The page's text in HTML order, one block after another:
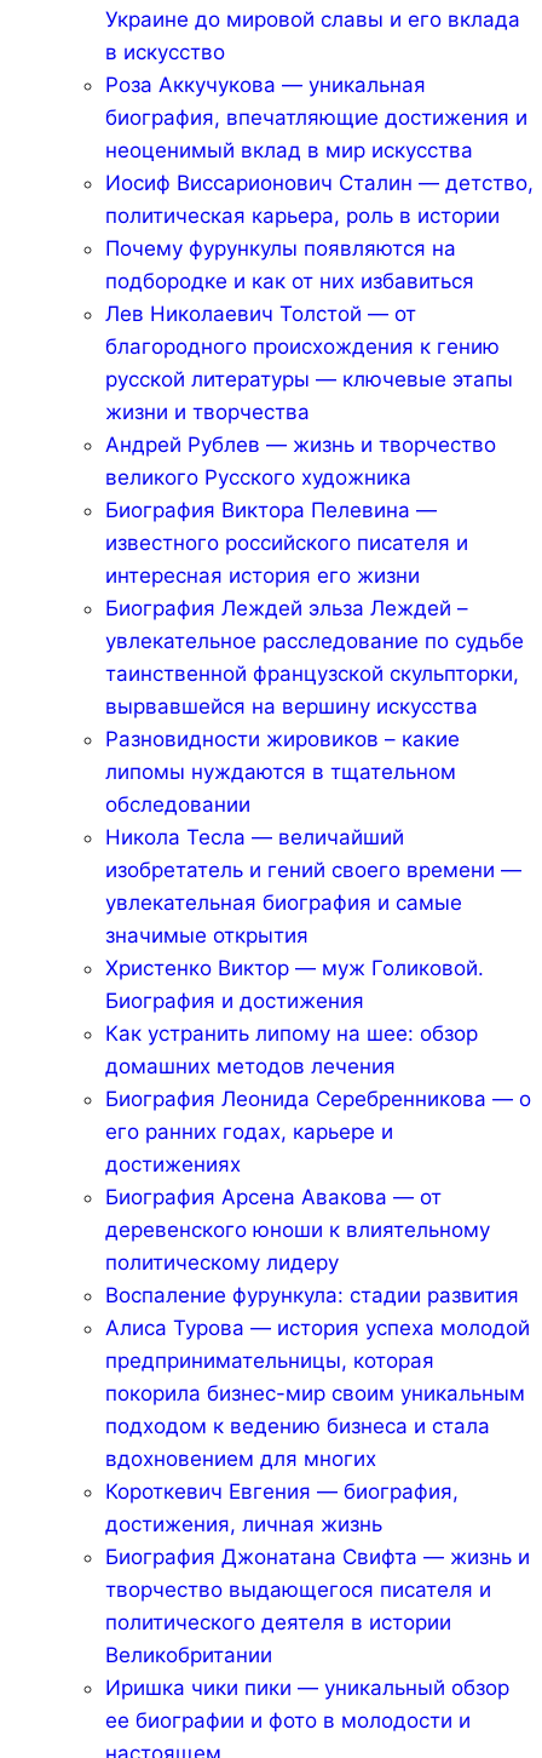
Украине до мировой славы и его вклада
в искусство
Роза Аккучукова — уникальная
биография, впечатляющие достижения и
неоценимый вклад в мир искусства
Иосиф Виссарионович Сталин — детство,
политическая карьера, роль в истории
Почему фурункулы появляются на
подбородке и как от них избавиться
Лев Николаевич Толстой — от
благородного происхождения к гению
русской литературы — ключевые этапы
жизни и творчества
Андрей Рублев — жизнь и творчество
великого Русского художника
Биография Виктора Пелевина —
известного российского писателя и
интересная история его жизни
Биография Леждей эльза Леждей –
увлекательное расследование по судьбе
таинственной французской скульпторки,
вырвавшейся на вершину искусства
Разновидности жировиков – какие
липомы нуждаются в тщательном
обследовании
Никола Тесла — величайший
изобретатель и гений своего времени —
увлекательная биография и самые
значимые открытия
Христенко Виктор — муж Голиковой.
Биография и достижения
Как устранить липому на шее: обзор
домашних методов лечения
Биография Леонида Серебренникова — о
его ранних годах, карьере и
достижениях
Биография Арсена Авакова — от
деревенского юноши к влиятельному
политическому лидеру
Воспаление фурункула: стадии развития
Алиса Турова — история успеха молодой
предпринимательницы, которая
покорила бизнес-мир своим уникальным
подходом к ведению бизнеса и стала
вдохновением для многих
Короткевич Евгения — биография,
достижения, личная жизнь
Биография Джонатана Свифта — жизнь и
творчество выдающегося писателя и
политического деятеля в истории
Великобритании
Иришка чики пики — уникальный обзор
ее биографии и фото в молодости и
настоящем